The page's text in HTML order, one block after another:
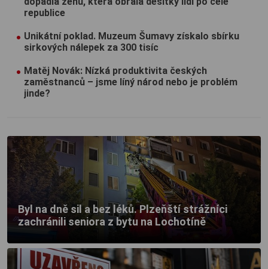
republice
Unikátní poklad. Muzeum Šumavy získalo sbírku
sirkových nálepek za 300 tisíc
Matěj Novák: Nízká produktivita českých
zaměstnanců – jsme líný národ nebo je problém
jinde?
Byl na dně sil a bez léků. Plzeňští strážníci
zachránili seniora z bytu na Lochotíně